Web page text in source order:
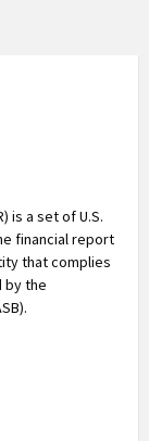
is a set of U.S.
financial report
that complies
by the